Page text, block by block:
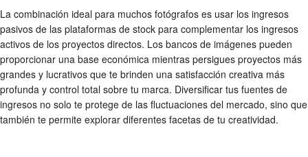
La combinación ideal para muchos fotógrafos es usar los ingresos
pasivos de las plataformas de stock para complementar los ingresos
activos de los proyectos directos. Los bancos de imágenes pueden
proporcionar una base económica mientras persigues proyectos más
grandes y lucrativos que te brinden una satisfacción creativa más
profunda y control total sobre tu marca. Diversificar tus fuentes de
ingresos no solo te protege de las fluctuaciones del mercado, sino que
también te permite explorar diferentes facetas de tu creatividad.